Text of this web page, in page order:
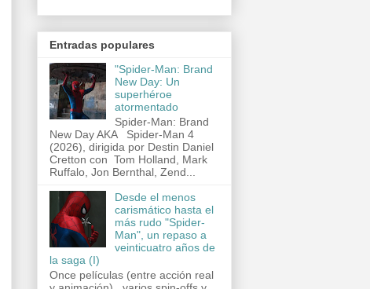
Entradas populares
"Spider-Man: Brand
New Day: Un
superhéroe
atormentado
Spider-Man: Brand
New Day AKA Spider-Man 4
(2026), dirigida por Destin Daniel
Cretton con Tom Holland, Mark
Ruffalo, Jon Bernthal, Zend...
Desde el menos
carismático hasta el
más rudo "Spider-
Man", un repaso a
veinticuatro años de
la saga (I)
Once películas (entre acción real